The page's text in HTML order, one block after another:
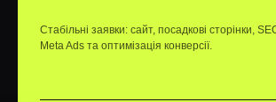
Стабільні заявки: сайт, посадкові сторінки,
Meta Ads та оптимізація конверсії.